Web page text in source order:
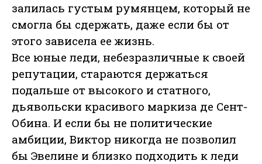
залилась густым румянцем, который не
смогла бы сдержать, даже если бы от
этого зависела ее жизнь.
Все юные леди, небезразличные к своей
репутации, стараются держаться
подальше от высокого и статного,
дьявольски красивого маркиза де Сент-
Обина. И если бы не политические
амбиции, Виктор никогда не позволил
бы Эвелине и близко подходить к леди